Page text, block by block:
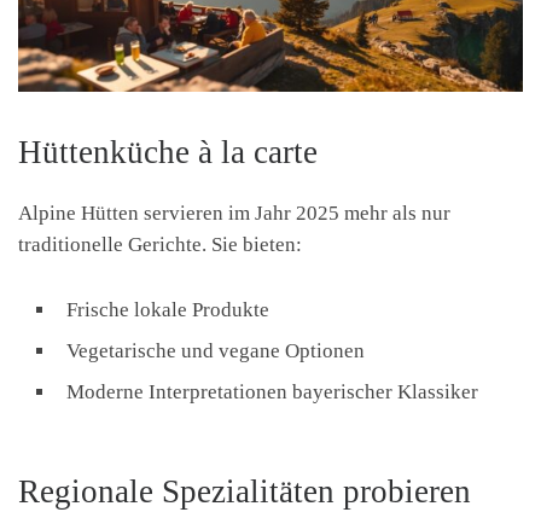
Hüttenküche à la carte
Alpine Hütten servieren im Jahr 2025 mehr als nur
traditionelle Gerichte. Sie bieten:
Frische lokale Produkte
Vegetarische und vegane Optionen
Moderne Interpretationen bayerischer Klassiker
Regionale Spezialitäten probieren